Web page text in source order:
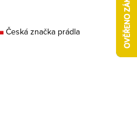
Česká značka prádla